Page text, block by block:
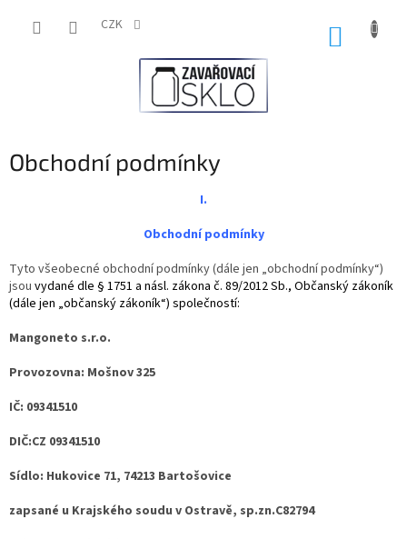
CZK
Obchodní podmínky
I.
Obchodní podmínky
Tyto všeobecné obchodní podmínky (dále jen „obchodní podmínky“)
jsou vydané dle § 1751 a násl. zákona č. 89/2012 Sb., Občanský zákoník
(dále jen „občanský zákoník“) společností:
Mangoneto s.r.o.
Provozovna: Mošnov 325
IČ: 09341510
DIČ:CZ 09341510
Sídlo: Hukovice 71, 74213 Bartošovice
zapsané u Krajského soudu v Ostravě, sp.zn.C82794